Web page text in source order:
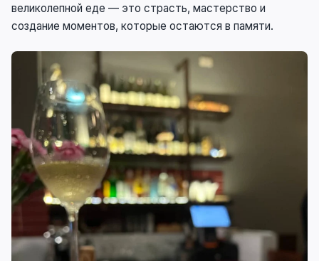
великолепной еде — это страсть, мастерство и
создание моментов, которые остаются в памяти.